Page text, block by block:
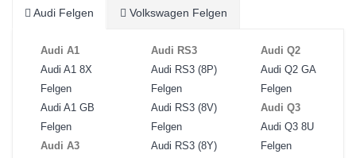
Audi Felgen Volkswagen Felgen
Audi A1
Audi A1 8X
Felgen
Audi A1 GB
Felgen
Audi A3
Audi RS3
Audi RS3 (8P)
Felgen
Audi RS3 (8V)
Felgen
Audi RS3 (8Y)
Audi Q2
Audi Q2 GA
Felgen
Audi Q3
Audi Q3 8U
Felgen